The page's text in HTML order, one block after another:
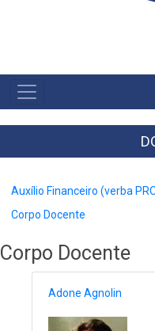
MAIN
NAVIGATION
-
Auxílio Financeiro (verba
Corpo Docente
Corpo Docente
Adone Agnolin